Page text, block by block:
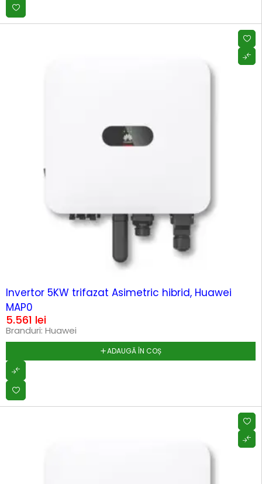
Invertor 5KW trifazat Asimetric hibrid, Huawei
MAP0
5.561 lei
Branduri: Huawei
ADAUGĂ ÎN COȘ